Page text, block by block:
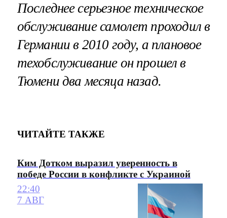
Последнее серьезное техническое
обслуживание самолет проходил в
Германии в 2010 году, а плановое
техобслуживание он прошел в
Тюмени два месяца назад.
ЧИТАЙТЕ ТАКЖЕ
Ким Дотком выразил уверенность в
победе России в конфликте с Украиной
22:40
7 АВГ